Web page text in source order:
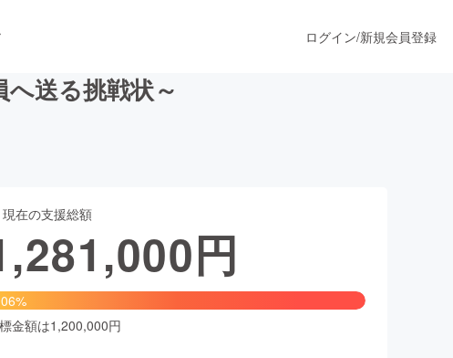
ンス
ファッション
ログイン/新規会員登録
送る挑戦状～
現在の支援総額
円
金額は1,200,000円